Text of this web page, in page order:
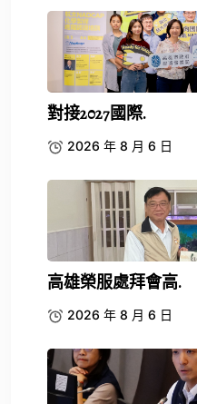
對接2027國際.
2026 年 8 月 6 日
高雄榮服處拜會高.
2026 年 8 月 6 日